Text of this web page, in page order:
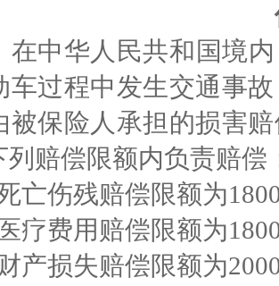
在中华人民共和国境
车过程中发生交通事
被保险人承担的损害
列赔偿限额内负责赔偿
亡伤残赔偿限额为
疗费用赔偿限额为
产损失赔偿限额为